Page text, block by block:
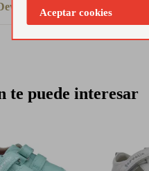
te puede interesar
Aceptar cookies